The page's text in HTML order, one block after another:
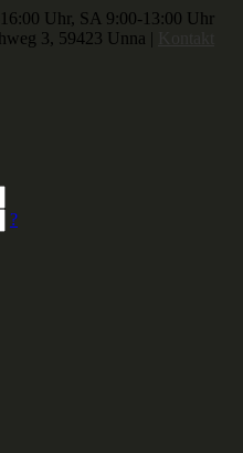
Uhr, SA 9:00-13:00 Uhr
3, 59423 Unna |
?